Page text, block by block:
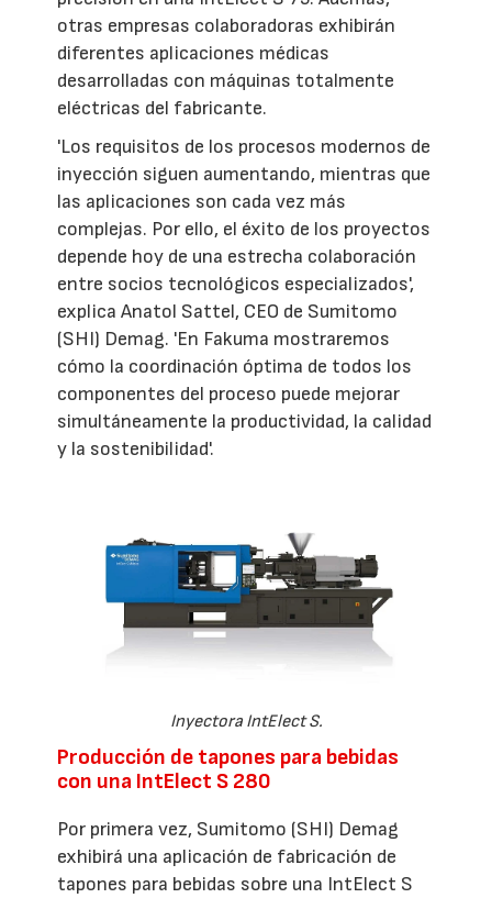
otras empresas colaboradoras exhibirán
diferentes aplicaciones médicas
desarrolladas con máquinas totalmente
eléctricas del fabricante.
'Los requisitos de los procesos modernos de
inyección siguen aumentando, mientras que
las aplicaciones son cada vez más
complejas. Por ello, el éxito de los proyectos
depende hoy de una estrecha colaboración
entre socios tecnológicos especializados',
explica Anatol Sattel, CEO de Sumitomo
(SHI) Demag. 'En Fakuma mostraremos
cómo la coordinación óptima de todos los
componentes del proceso puede mejorar
simultáneamente la productividad, la calidad
y la sostenibilidad'.
Inyectora IntElect S.
Producción de tapones para bebidas
con una IntElect S 280
Por primera vez, Sumitomo (SHI) Demag
exhibirá una aplicación de fabricación de
tapones para bebidas sobre una IntElect S